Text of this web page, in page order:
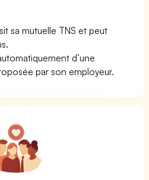
sa mutuelle TNS et peut
d’une
par son employeur.